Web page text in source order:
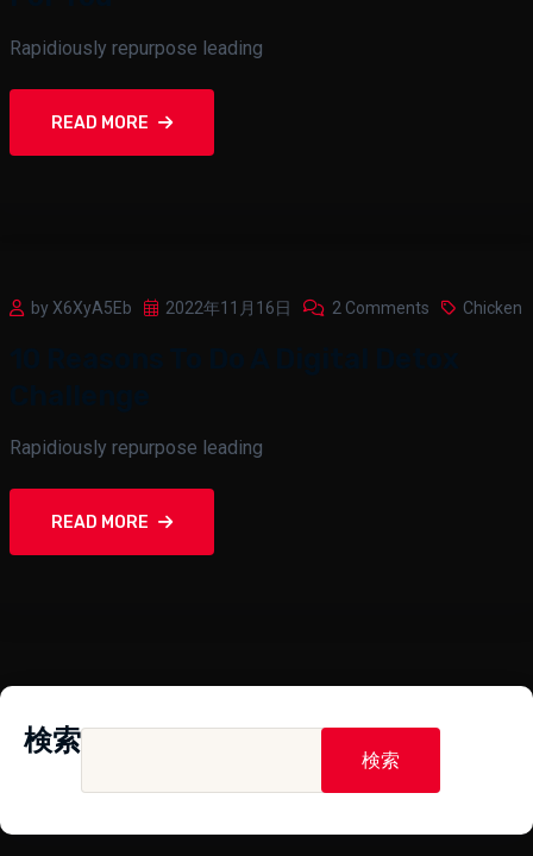
Rapidiously repurpose leading
READ MORE
by X6XyA5Eb 2022年11月16日 2 Comments Chicken
Rapidiously repurpose leading
READ MORE
検索
検索